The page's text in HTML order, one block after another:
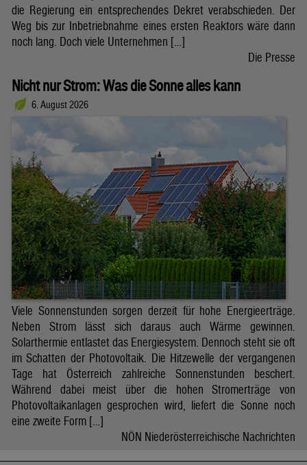
die Regierung ein entsprechendes Dekret verabschieden. Der
Weg bis zur Inbetriebnahme eines ersten Reaktors wäre dann
noch lang. Doch viele Unternehmen […]
Die Presse
Nicht nur Strom: Was die Sonne alles kann
6. August 2026
Viele Sonnenstunden sorgen derzeit für hohe Energieerträge.
Neben Strom lässt sich daraus auch Wärme gewinnen.
Solarthermie entlastet das Energiesystem. Dennoch steht sie oft
im Schatten der Photovoltaik. Die Hitzewelle der vergangenen
Tage hat Österreich zahlreiche Sonnenstunden beschert.
Während dabei meist über die hohen Stromerträge von
Photovoltaikanlagen gesprochen wird, liefert die Sonne noch
eine zweite Form […]
NÖN Niederösterreichische Nachrichten